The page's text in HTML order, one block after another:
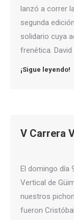
lanzó a correr
segunda
solidario cuya
frenética.
¡Sigue leyendo!
V Carrera
El domingo día
Vertical de
nuestros
fueron